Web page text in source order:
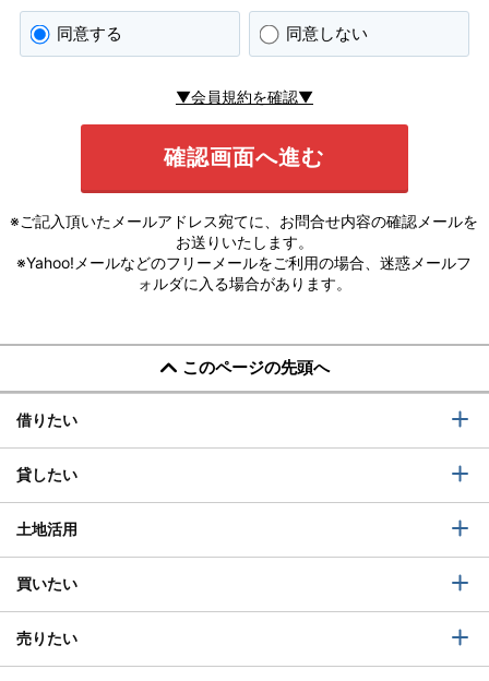
同意する 同意しない
▼会員規約を確認▼
※ご記入頂いたメールアドレス宛てに、お問合せ内容の確認メールを
お送りいたします。
※Yahoo!メールなどのフリーメールをご利用の場合、迷惑メールフ
ォルダに入る場合があります。
このページの先頭へ
借りたい
貸したい
土地活用
買いたい
売りたい